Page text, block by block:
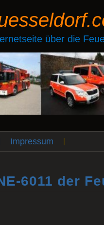
über die
Impressum
6011 der